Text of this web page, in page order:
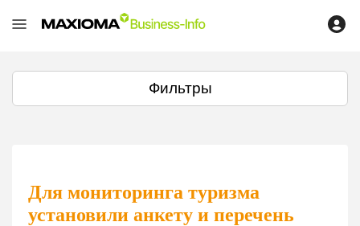
Фильтры
Для мониторинга туризма
установили анкету и перечень